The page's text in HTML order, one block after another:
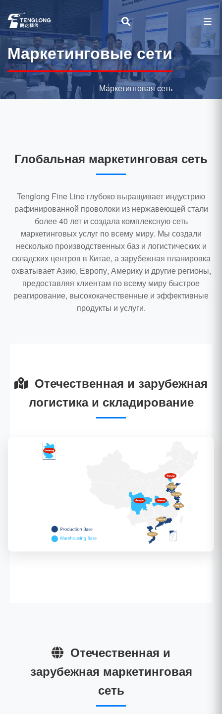
Маркетинговые сети
Маркетинговая сеть
Глобальная маркетинговая сеть
Tenglong Fine Line глубоко выращивает индустрию
рафинированной проволоки из нержавеющей стали
более 40 лет и создала комплексную сеть
маркетинговых услуг по всему миру. Мы создали
несколько производственных баз и логистических и
складских центров в Китае, а зарубежная планировка
охватывает Азию, Европу, Америку и другие регионы,
предоставляя клиентам по всему миру быстрое
реагирование, высококачественные и эффективные
продукты и услуги.
Отечественная и зарубежная
логистика и складирование
Отечественная и
зарубежная маркетинговая
сеть